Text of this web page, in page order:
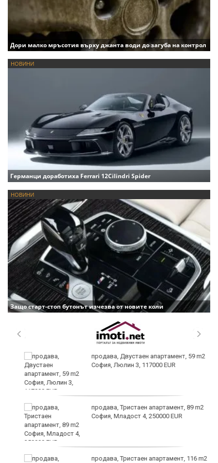
Дори малко мръсотия върху джанта води до загуба на контрол
НОВИНИ
Германци доработиха Ferrari 12Cilindri Spider
НОВИНИ
Защо старт-стоп бутонът изчезва от новите коли
продава, Двустаен апартамент, 59 m2
София, Люлин 3, 117000 EUR
продава, Тристаен апартамент, 89 m2
София, Младост 4, 250000 EUR
продава, Тристаен апартамент, 116 m2